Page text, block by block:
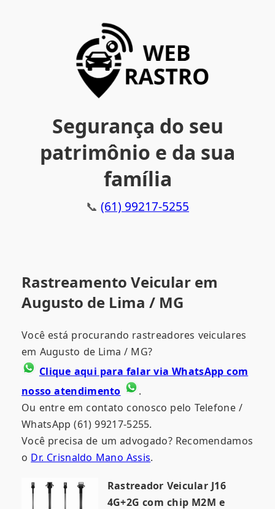
Segurança do seu
patrimônio e da sua
família
📞 (61) 99217-5255
Rastreamento Veicular em
Augusto de Lima / MG
Você está procurando rastreadores veiculares
em Augusto de Lima / MG?
Clique aqui para falar via WhatsApp com
nosso atendimento
.
Ou entre em contato conosco pelo Telefone /
WhatsApp (61) 99217-5255.
Você precisa de um advogado? Recomendamos
o Dr. Crisnaldo Mano Assis.
Rastreador Veicular J16
4G+2G com chip M2M e